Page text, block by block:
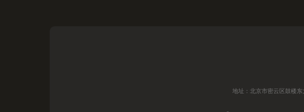
地址：北京市密云区鼓楼